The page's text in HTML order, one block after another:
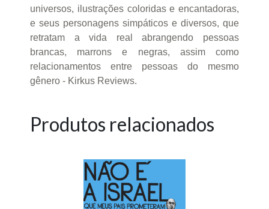
universos, ilustrações coloridas e encantadoras,
e seus personagens simpáticos e diversos, que
retratam a vida real abrangendo pessoas
brancas, marrons e negras, assim como
relacionamentos entre pessoas do mesmo
gênero - Kirkus Reviews.
Produtos relacionados